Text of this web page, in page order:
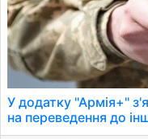
У додатку "Армія+"
на переведення до